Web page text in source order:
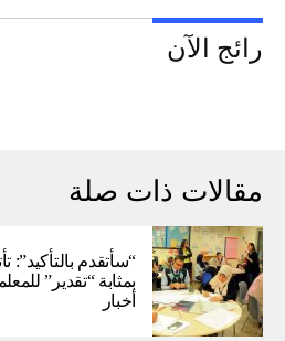
رائج الآن
مقالات ذات صلة
“سأتقدم بالتأكيد”:
بمثابة “تقدير”
أخبار